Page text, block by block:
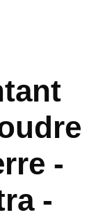
-
-